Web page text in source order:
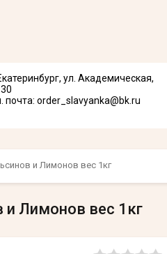
ул. Академическая,
почта: order_slavyanka@bk.ru
и Лимонов вес 1кг
и Лимонов вес 1кг